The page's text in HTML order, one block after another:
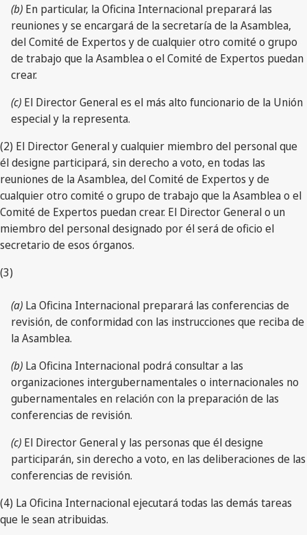
(b) En particular, la Oficina Internacional preparará las
reuniones y se encargará de la secretaría de la Asamblea,
del Comité de Expertos y de cualquier otro comité o grupo
de trabajo que la Asamblea o el Comité de Expertos puedan
crear.
(c) El Director General es el más alto funcionario de la Unión
especial y la representa.
(2) El Director General y cualquier miembro del personal que
él designe participará, sin derecho a voto, en todas las
reuniones de la Asamblea, del Comité de Expertos y de
cualquier otro comité o grupo de trabajo que la Asamblea o el
Comité de Expertos puedan crear. El Director General o un
miembro del personal designado por él será de oficio el
secretario de esos órganos.
(3)
(a) La Oficina Internacional preparará las conferencias de
revisión, de conformidad con las instrucciones que reciba de
la Asamblea.
(b) La Oficina Internacional podrá consultar a las
organizaciones intergubernamentales o internacionales no
gubernamentales en relación con la preparación de las
conferencias de revisión.
(c) El Director General y las personas que él designe
participarán, sin derecho a voto, en las deliberaciones de las
conferencias de revisión.
(4) La Oficina Internacional ejecutará todas las demás tareas
que le sean atribuidas.